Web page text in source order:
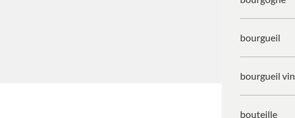
bourgueil
bourgueil vin
bouteille